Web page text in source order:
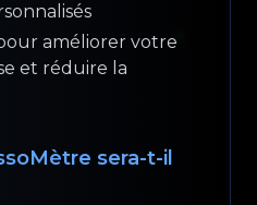
améliorer votre
et réduire la
sera-t-il